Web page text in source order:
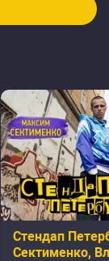
Стендап
Сектименко,